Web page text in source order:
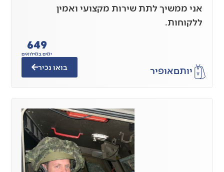
אני ממשיך לתת שירות מקצועי ואמין
ללקוחות.
יותםאופיר
ימים במילואים
649
בואו נכיר